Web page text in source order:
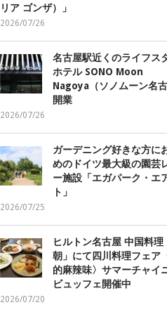
リア ゴンザ）」
2026/07/26
名古屋駅近くのライフス
ホテル SONO Moon
Nagoya（ソノムーン名古
開業
2026/07/26
ガーデニング好きな方に
めのドイツ最大級の園芸
ー施設「エガパーク・エ
ト」
2026/07/25
ヒルトン名古屋 中国料理
朝」にて四川料理フェア
的麻辣味〉サマーチャイ
ビュッフェ開催中
2026/07/20